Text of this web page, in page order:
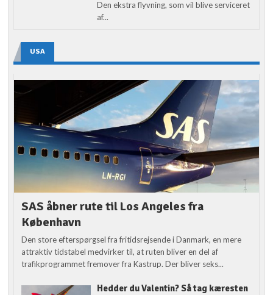
Den ekstra flyvning, som vil blive serviceret
af...
USA
SAS åbner rute til Los Angeles fra
København
Den store efterspørgsel fra fritidsrejsende i Danmark, en mere
attraktiv tidstabel medvirker til, at ruten bliver en del af
trafikprogrammet fremover fra Kastrup. Der bliver seks...
Hedder du Valentin? Så tag kæresten